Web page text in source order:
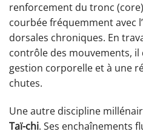
renforcement du tronc
courbée fréquemment avec
dorsales chroniques. En
contrôle des mouvements,
gestion corporelle et à une
chutes.
Une autre discipline
Taï-chi. Ses enchaînements